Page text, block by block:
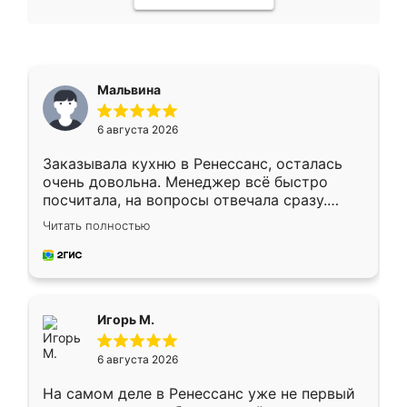
Мальвина
6 августа 2026
Заказывала кухню в Ренессанс, осталась
очень довольна. Менеджер всё быстро
посчитала, на вопросы отвечала сразу.
Замерщик приехал в субботу, подошёл к
делу со всей ответственностью. Собрали
за день, ребята работали аккуратно, даже
Читать полностью
Игорь М.
6 августа 2026
На самом деле в Ренессанс уже не первый